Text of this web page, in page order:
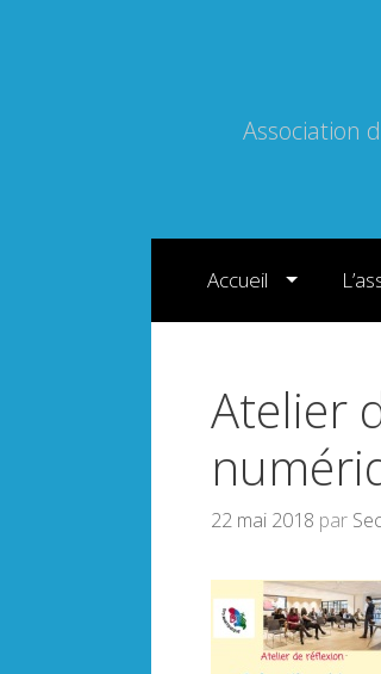
Association
Accueil
Atelier
22 mai 2018 par